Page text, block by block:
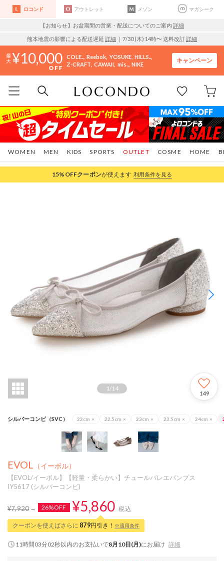
ロコンド アウトレット メゾン マガシーク
【お知らせ】お盆期間の営業・配送についてのご案内 詳細
熊本地震の影響による配送遅延 詳細 ｜7/30 (木) 14時〜 送料改訂詳細
10,000 COLE.. Reebok YOSUKE HILLS..
Z-CRAFT CAWAII mis.. NIKE
キャンペーン
WOMEN MEN KIDS SPORTS COSME HOME
OUTLET
15%OFFクーポンが使えます 利用条件を見る
1 /14
149
シルバーコンビ（SVC） 22cm × 22.5cm × 23cm × 23.5cm × 24cm ×
EVOL （イーボル）
【EVOL/イーボル】【軽量・柔らかい】チュールバレエパンプス
IY5617 (シルバーコンビ)
¥7,920 26%OFF ¥5,860 税込
クーポンを使えばさらに 879円引き！ ※適用条件
11時間03分01秒以内のお支払いで8月10日(月)にお届け 詳細